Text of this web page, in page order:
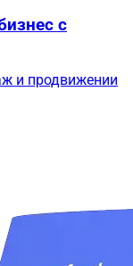
с
и продвижении